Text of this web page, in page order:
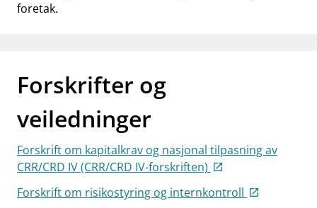
foretak.
Forskrifter og
veiledninger
Forskrift om kapitalkrav og nasjonal tilpasning av
CRR/CRD IV (CRR/CRD IV-forskriften)
Forskrift om risikostyring og internkontroll